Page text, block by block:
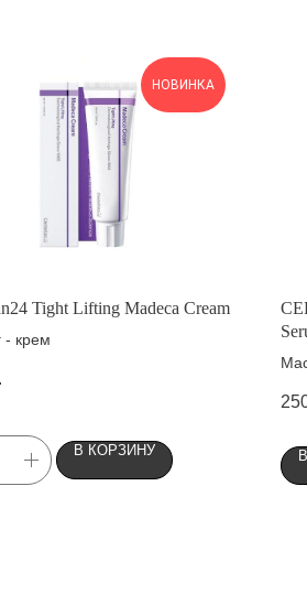
НОВИНКА
Tight Lifting Madeca Cream
- крем
В КОРЗИНУ